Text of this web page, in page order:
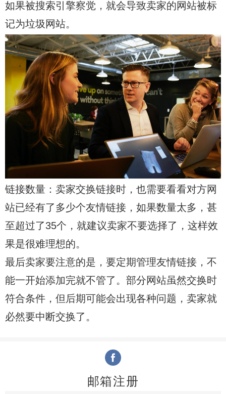
如果被搜索引擎察觉，就会导致卖家的网站被标
记为垃圾网站。
链接数量：卖家交换链接时，也需要看看对方网
站已经有了多少个友情链接，如果数量太多，甚
至超过了35个，就建议卖家不要选择了，这样效
果是很难理想的。
最后卖家要注意的是，要定期管理友情链接，不
能一开始添加完就不管了。部分网站虽然交换时
符合条件，但后期可能会出现各种问题，卖家就
必然要中断交换了。
邮箱注册